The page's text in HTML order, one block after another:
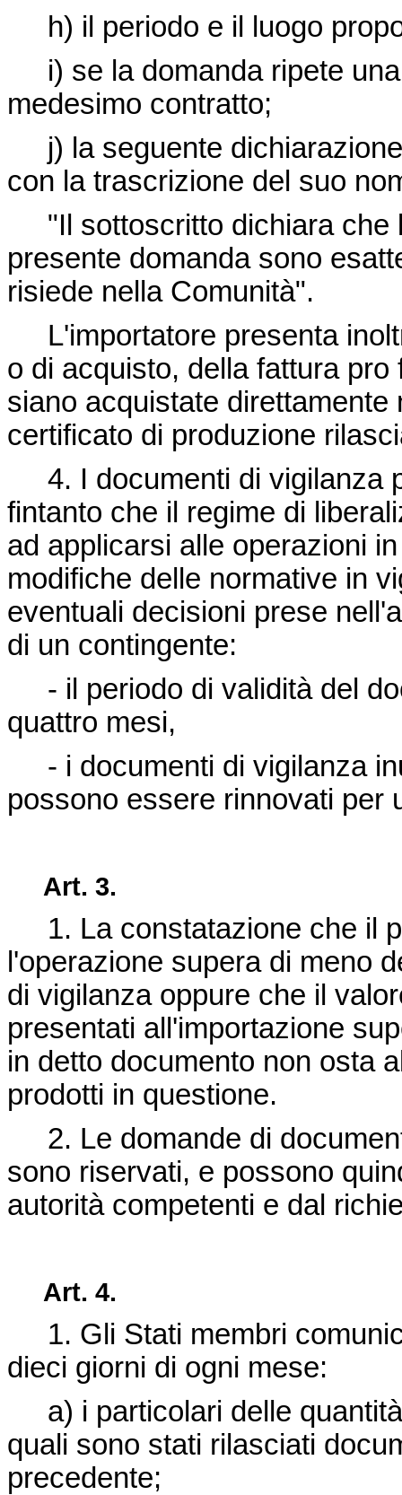
h) il periodo e il luogo
i) se la domanda ripete
medesimo contratto;
j) la seguente
con la trascrizione del suo
"Il sottoscritto dichiara che
presente domanda sono
risiede nella Comunità".
L'importatore presenta
o di acquisto, della fattura
siano acquistate
certificato di produzione
4. I documenti di vigilanza
fintanto che il regime di
ad applicarsi alle operazioni
modifiche delle normative in
eventuali decisioni prese
di un contingente:
- il periodo di validità del
quattro mesi,
- i documenti di vigilanza
possono essere rinnovati per
Art. 3.
1. La constatazione che il
l'operazione supera di meno
di vigilanza oppure che il
presentati all'importazione
in detto documento non osta
prodotti in questione.
2. Le domande di
sono riservati, e possono
autorità competenti e dal
Art. 4.
1. Gli Stati membri
dieci giorni di ogni mese:
a) i particolari delle
quali sono stati rilasciati
precedente;